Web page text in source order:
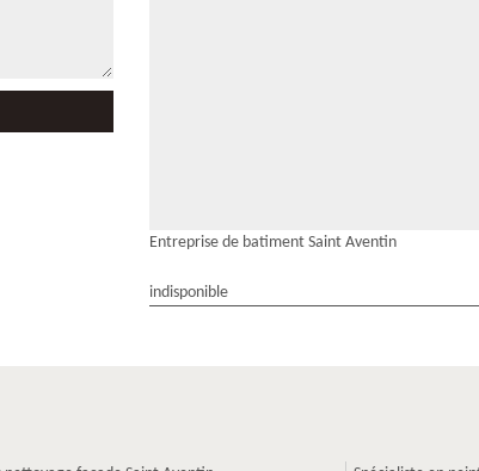
Entreprise de batiment Saint Aventin
indisponible